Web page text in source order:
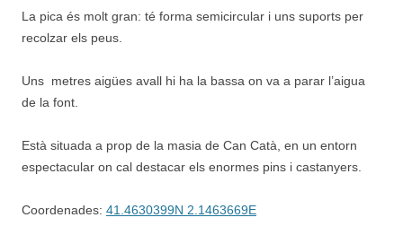
La pica és molt gran: té forma semicircular i uns suports per
recolzar els peus.
Uns metres aigües avall hi ha la bassa on va a parar l’aigua
de la font.
Està situada a prop de la masia de Can Catà, en un entorn
espectacular on cal destacar els enormes pins i castanyers.
Coordenades: 41.4630399N 2.1463669E